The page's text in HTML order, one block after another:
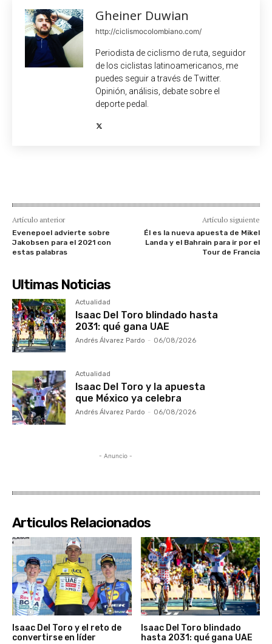
Gheiner Duwian
http://ciclismocolombiano.com/
Periodista de ciclismo de ruta, seguidor
de los ciclistas latinoamericanos, me
puedes seguir a través de Twitter.
Opinión, análisis, debate sobre el
deporte pedal.
Artículo anterior
Evenepoel advierte sobre
Jakobsen para el 2021 con
estas palabras
Artículo siguiente
Él es la nueva apuesta de Mikel
Landa y el Bahrain para ir por el
Tour de Francia
Ultimas Noticias
Actualidad
Isaac Del Toro blindado hasta
2031: qué gana UAE
Andrés Álvarez Pardo - 06/08/2026
Actualidad
Isaac Del Toro y la apuesta
que México ya celebra
Andrés Álvarez Pardo - 06/08/2026
- Anuncio -
Articulos Relacionados
Isaac Del Toro y el reto de
convertirse en líder
Isaac Del Toro blindado
hasta 2031: qué gana UAE